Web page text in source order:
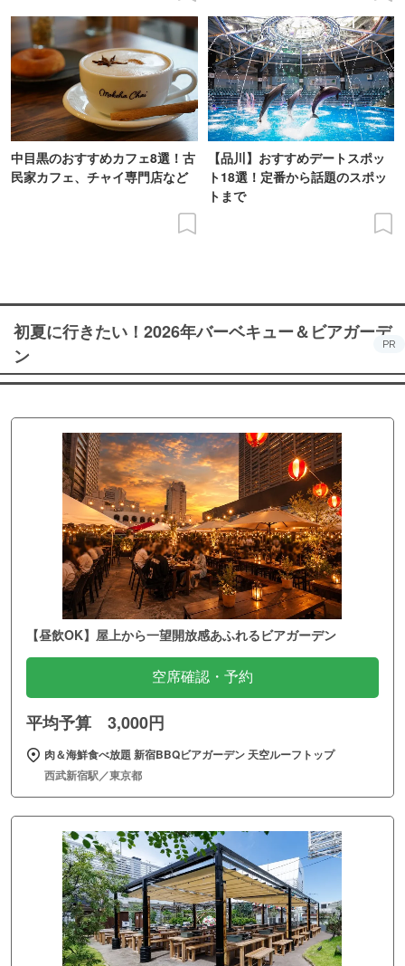
中目黒のおすすめカフェ8選！古
民家カフェ、チャイ専門店など
【品川】おすすめデートスポッ
ト18選！定番から話題のスポッ
トまで
初夏に行きたい！2026年バーベキュー＆ビアガーデ
ン
PR
【昼飲OK】屋上から一望開放感あふれるビアガーデン
空席確認・予約
平均予算 3,000円
肉＆海鮮食べ放題 新宿BBQビアガーデン 天空ルーフトップ
西武新宿駅／東京都